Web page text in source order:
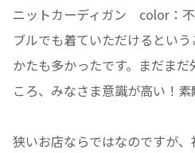
ニットカーディガン color：
ブルでも着ていただけるとい
かたも多かったです。まだま
ころ、みなさま意識が高い！素
狭いお店ならではなのですが